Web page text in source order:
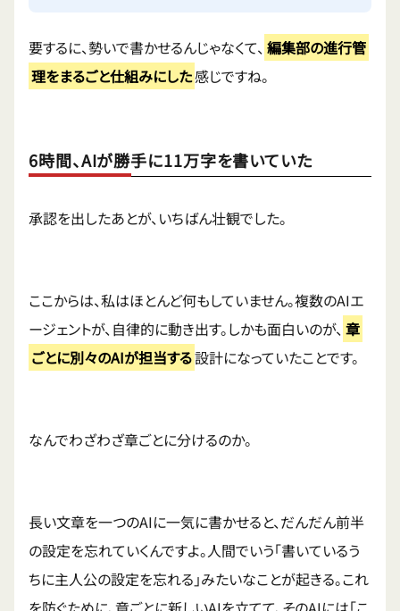
要するに、勢いで書かせるんじゃなくて、 編集部の進行管
理をまるごと仕組みにした感じですね。
6時間、AIが勝手に11万字を書いていた
承認を出したあとが、いちばん壮観でした。
ここからは、私はほとんど何もしていません。複数のAIエ
ージェントが、自律的に動き出す。しかも面白いのが、 章
ごとに別々のAIが担当する設計になっていたことです。
なんでわざわざ章ごとに分けるのか。
長い文章を一つのAIに一気に書かせると、だんだん前半
の設定を忘れていくんですよ。人間でいう「書いているう
ちに主人公の設定を忘れる」みたいなことが起きる。これ